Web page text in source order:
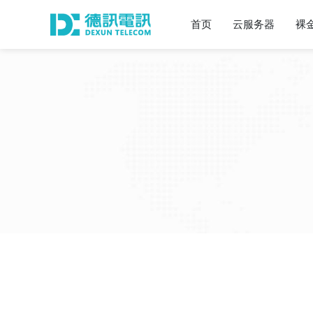
首页 云服务器 裸